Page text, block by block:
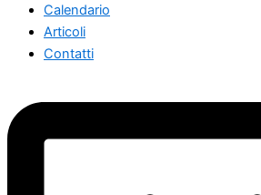
Calendario
Articoli
Contatti